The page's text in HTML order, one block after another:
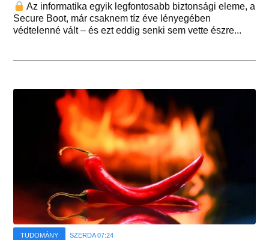
Az informatika egyik legfontosabb biztonsági eleme, a
Secure Boot, már csaknem tíz éve lényegében
védtelenné vált – és ezt eddig senki sem vette észre...
TUDOMÁNY SZERDA 07:24